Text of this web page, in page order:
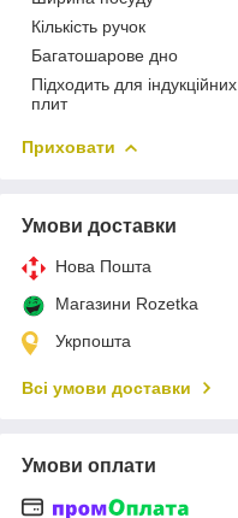
Кількість ручок
Багатошарове дно
Підходить для індукційних
плит
Приховати
Умови доставки
Нова Пошта
Магазини Rozetka
Укрпошта
Всі умови доставки
Умови оплати